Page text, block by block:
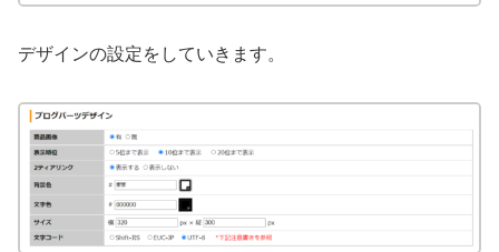
デザインの設定をしていきます。